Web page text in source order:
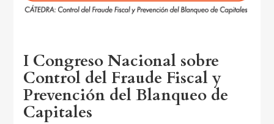
I Congreso Nacional sobre
Control del Fraude Fiscal y
Prevención del Blanqueo de
Capitales